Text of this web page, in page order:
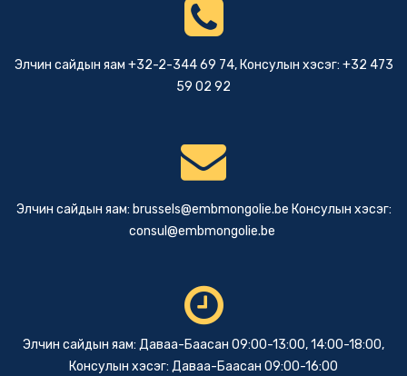
Элчин сайдын яам +32-2-344 69 74, Консулын хэсэг: +32 473
59 02 92
Элчин сайдын яам: brussels@embmongolie.be Консулын хэсэг:
consul@embmongolie.be
Элчин сайдын яам: Даваа-Баасан 09:00-13:00, 14:00-18:00,
Консулын хэсэг: Даваа-Баасан 09:00-16:00